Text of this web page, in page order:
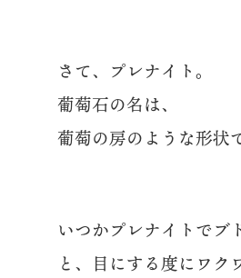
さて、プレナイト。
葡萄石の名は、
葡萄の房のような形状
いつかプレナイトでブ
と、目にする度にワク